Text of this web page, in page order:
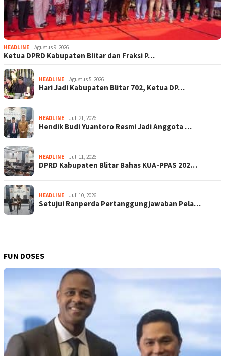
HEADLINE Agustus 9, 2026
Ketua DPRD Kabupaten Blitar dan Fraksi P…
HEADLINE Agustus 5, 2026
Hari Jadi Kabupaten Blitar 702, Ketua DP…
HEADLINE Juli 21, 2026
Hendik Budi Yuantoro Resmi Jadi Anggota …
HEADLINE Juli 11, 2026
DPRD Kabupaten Blitar Bahas KUA-PPAS 202…
HEADLINE Juli 10, 2026
Setujui Ranperda Pertanggungjawaban Pela…
FUN DOSES